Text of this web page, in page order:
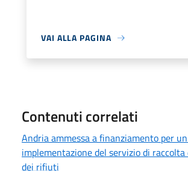
VAI ALLA PAGINA
Contenuti correlati
Andria ammessa a finanziamento per
implementazione del servizio di
dei rifiuti